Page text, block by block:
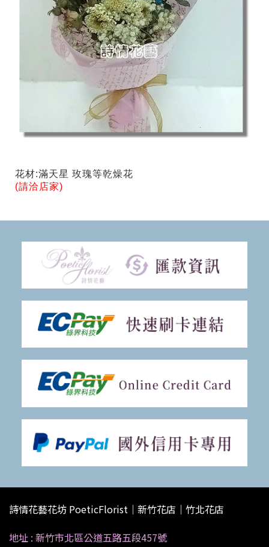
花材:滿天星 玫瑰等乾燥花
(請洽店家)
詩情花藝花坊 PoeticFlorist｜新竹花店｜竹北花店
地址 : 新竹市北區公道五路五段457號